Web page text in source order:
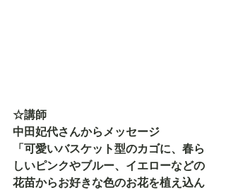
☆講師
中田妃代さんからメッセージ
「可愛いバスケット型のカゴに、春ら
しいピンクやブルー、イエローなどの
花苗からお好きな色のお花を植え込ん